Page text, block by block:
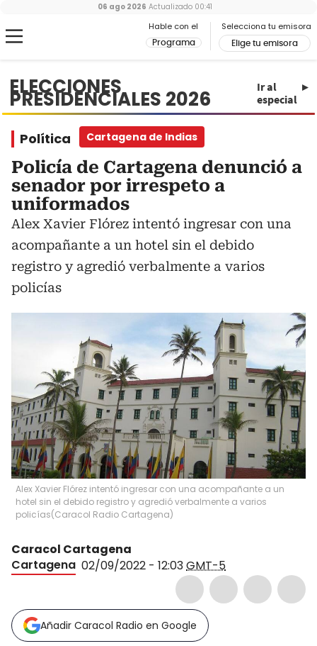
Hable con el
Programa
Selecciona tu emisora
Elige tu emisora
06 ago 2026 Actualizado 00:41
ELECCIONES
PRESIDENCIALES 2026
Ir al
especial
Política Cartagena de Indias
Policía de Cartagena denunció a
senador por irrespeto a
uniformados
Alex Xavier Flórez intentó ingresar con una
acompañante a un hotel sin el debido
registro y agredió verbalmente a varios
policías
Alex Xavier Flórez intentó ingresar con una acompañante a un
hotel sin el debido registro y agredió verbalmente a varios
policías(Caracol Radio Cartagena)
Caracol Cartagena
Cartagena 02/09/2022 - 12:03GMT-5
Añadir Caracol Radio en Google